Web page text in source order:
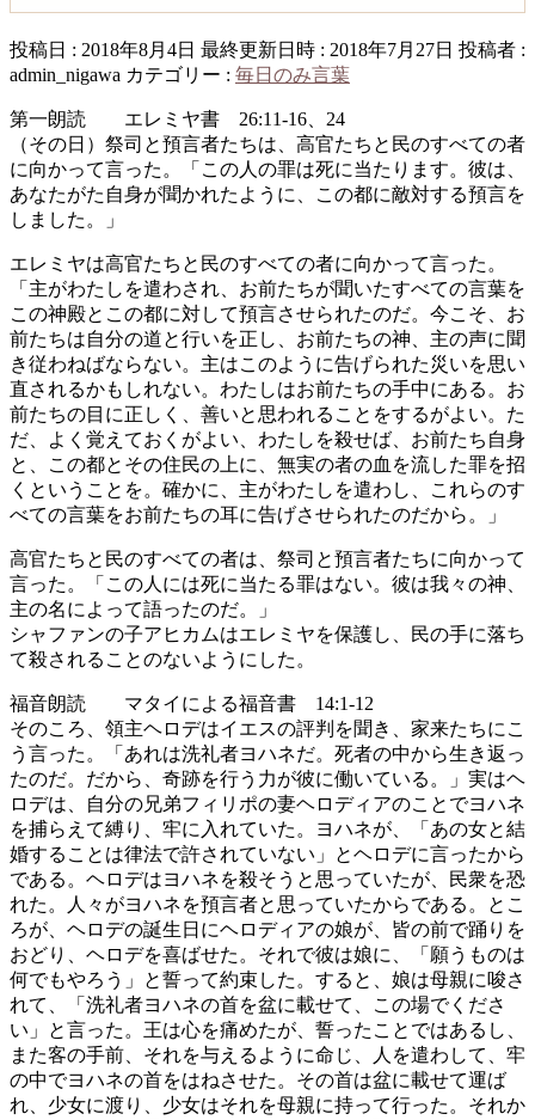
投稿日 : 2018年8月4日 最終更新日時 : 2018年7月27日 投稿者 :
admin_nigawa カテゴリー : 毎日のみ言葉
第一朗読 エレミヤ書 26:11-16、24
（その日）祭司と預言者たちは、高官たちと民のすべての者
に向かって言った。「この人の罪は死に当たります。彼は、
あなたがた自身が聞かれたように、この都に敵対する預言を
しました。」
エレミヤは高官たちと民のすべての者に向かって言った。
「主がわたしを遣わされ、お前たちが聞いたすべての言葉を
この神殿とこの都に対して預言させられたのだ。今こそ、お
前たちは自分の道と行いを正し、お前たちの神、主の声に聞
き従わねばならない。主はこのように告げられた災いを思い
直されるかもしれない。わたしはお前たちの手中にある。お
前たちの目に正しく、善いと思われることをするがよい。た
だ、よく覚えておくがよい、わたしを殺せば、お前たち自身
と、この都とその住民の上に、無実の者の血を流した罪を招
くということを。確かに、主がわたしを遣わし、これらのす
べての言葉をお前たちの耳に告げさせられたのだから。」
高官たちと民のすべての者は、祭司と預言者たちに向かって
言った。「この人には死に当たる罪はない。彼は我々の神、
主の名によって語ったのだ。」
シャファンの子アヒカムはエレミヤを保護し、民の手に落ち
て殺されることのないようにした。
福音朗読 マタイによる福音書 14:1-12
そのころ、領主ヘロデはイエスの評判を聞き、家来たちにこ
う言った。「あれは洗礼者ヨハネだ。死者の中から生き返っ
たのだ。だから、奇跡を行う力が彼に働いている。」実はヘ
ロデは、自分の兄弟フィリポの妻ヘロディアのことでヨハネ
を捕らえて縛り、牢に入れていた。ヨハネが、「あの女と結
婚することは律法で許されていない」とヘロデに言ったから
である。ヘロデはヨハネを殺そうと思っていたが、民衆を恐
れた。人々がヨハネを預言者と思っていたからである。とこ
ろが、ヘロデの誕生日にヘロディアの娘が、皆の前で踊りを
おどり、ヘロデを喜ばせた。それで彼は娘に、「願うものは
何でもやろう」と誓って約束した。すると、娘は母親に唆さ
れて、「洗礼者ヨハネの首を盆に載せて、この場でくださ
い」と言った。王は心を痛めたが、誓ったことではあるし、
また客の手前、それを与えるように命じ、人を遣わして、牢
の中でヨハネの首をはねさせた。その首は盆に載せて運ば
れ、少女に渡り、少女はそれを母親に持って行った。それか